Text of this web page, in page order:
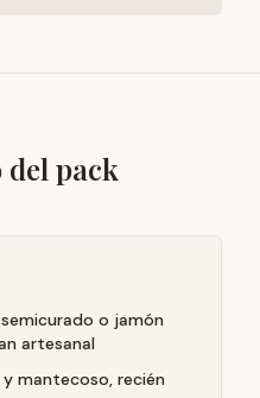
del pack
o jamón
artesanal
mantecoso, recién